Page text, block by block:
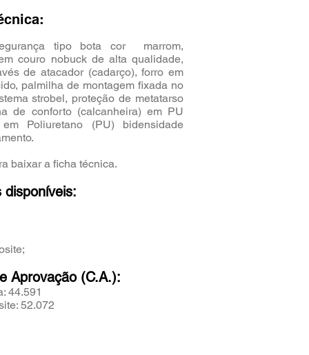
tipo bota cor marrom,
couro nobuck de alta qualidade,
de atacador (cadarço), forro em
palmilha de montagem fixada no
strobel, proteção de metatarso
de conforto (calcanheira) em PU
Poliuretano (PU) bidensidade
baixar a ficha técnica.
Aprovação (C.A.):
44.591
52.072